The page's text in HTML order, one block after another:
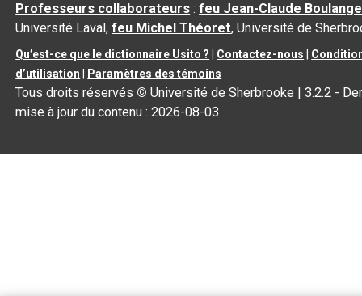
Professeurs collaborateurs :feu Jean-Claude
Université Laval,feu Michel Théoret, Université de
Qu’est-ce que le dictionnaire Usito ? Contactez-nous
d’utilisation
Paramètres des témoins
Tous droits réservés © Université de Sherbrooke |3.2.2 -
mise à jour du contenu :2026-08-03